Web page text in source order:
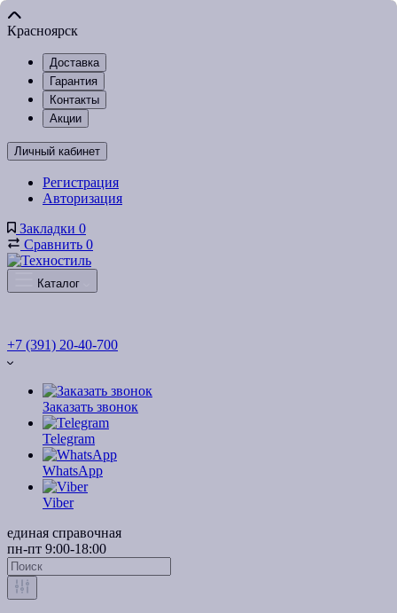
Красноярск
Доставка
Гарантия
Контакты
Акции
Личный кабинет
Регистрация
Авторизация
Закладки 0
Сравнить 0
Каталог
+7 (391) 20-40-700
Заказать звонок
Telegram
WhatsApp
Viber
единая справочная
пн-пт 9:00-18:00